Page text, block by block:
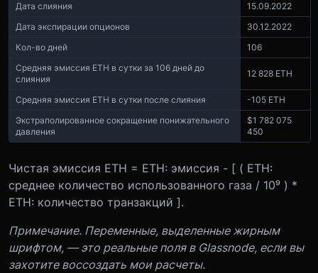
Дата слияния
15.09.2022
Дата экспирации опционов
30.12.2022
Кол-во дней
106
Средняя эмиссия ETH в сутки за 106 дней до
слияния
12 828 ETH
Средняя эмиссия ETH в сутки после слияния
-105 ETH
Экстраполированное сокращение понижательного
давления
$1 782 075
450
Чистая эмиссия ETH = ETH: эмиссия - [ ( ETH:
среднее количество использованного газа / 10⁹ ) *
ETH: количество транзакций ].
Примечание. Переменные, выделенные жирным
шрифтом, — это реальные поля в Glassnode, если вы
захотите воссоздать мои расчеты.